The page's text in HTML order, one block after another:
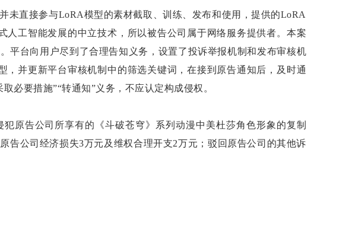
未直接参与LoRA模型的素材截取、训练、发布和使用，提供的LoRA
工智能发展的中立技术，所以被告公司属于网络服务提供者。本案
平台向用户尽到了合理告知义务，设置了投诉举报机制和发布审核机
并更新平台审核机制中的筛选关键词，在接到原告通知后，及时通
必要措施”“转通知”义务，不应认定构成侵权。
原告公司所享有的《斗破苍穹》系列动漫中美杜莎角色形象的复制
告公司经济损失3万元及维权合理开支2万元；驳回原告公司的其他诉